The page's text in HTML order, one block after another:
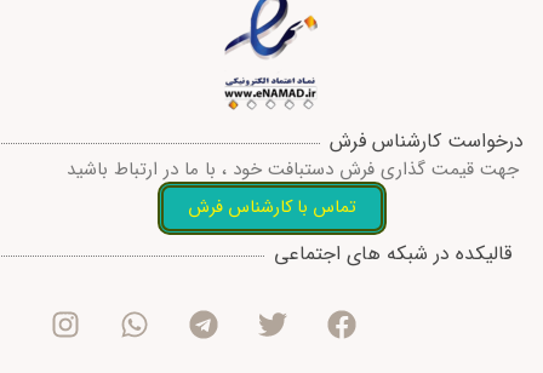
درخواست کارشناس فرش
جهت قیمت گذاری فرش دستبافت خود ، با ما در ارتباط باشید
تماس با کارشناس فرش
قالیکده در شبکه های اجتماعی
F
c
e
T
i
t
T
l
e
W
a
t
I
s
t